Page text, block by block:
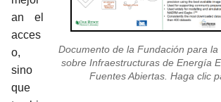
Documento de la Fundación para
sobre Infraestructuras de Energía
Fuentes Abiertas. Haga clic
an el
acces
o,
sino
que